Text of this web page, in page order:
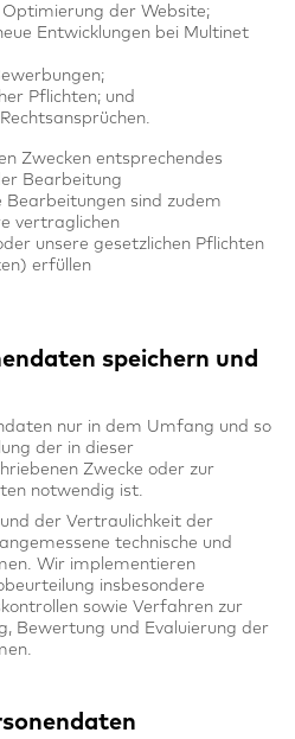
der Website;
Entwicklungen bei Multinet
Pflichten; und
Zwecken entsprechendes
Bearbeitung
Bearbeitungen sind zudem
vertraglichen
unsere gesetzlichen Pflichten
erfüllen
speichern und
nur in dem Umfang und so
der in dieser
Zwecke oder zur
notwendig ist.
der Vertraulichkeit der
technische und
Wir implementieren
insbesondere
sowie Verfahren zur
Bewertung und Evaluierung der